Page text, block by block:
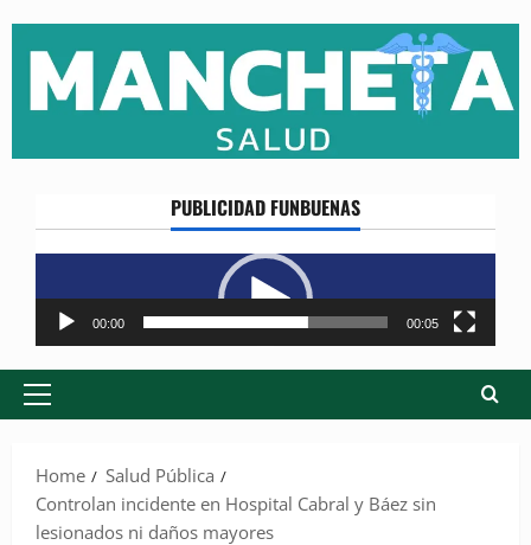
content
PUBLICIDAD FUNBUENAS
Reproductor
de
vídeo
00:00 00:05
Primary
Home
Salud Pública
Controlan incidente en Hospital Cabral y Báez sin
lesionados ni daños mayores